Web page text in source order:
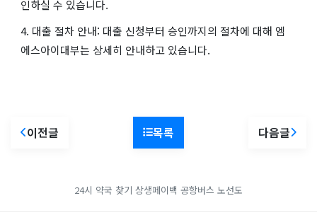
인하실 수 있습니다.
4. 대출 절차 안내: 대출 신청부터 승인까지의 절차에 대해 엠
에스아이대부는 상세히 안내하고 있습니다.
이전글 목록 다음글
24시 약국 찾기 상생페이백 공항버스 노선도